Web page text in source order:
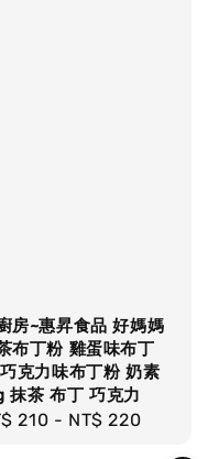
房~惠昇食品 好媽媽
布丁粉 雞蛋味布丁
克力味布丁粉 奶素
抹茶 布丁 巧克力
210 - NT$ 220